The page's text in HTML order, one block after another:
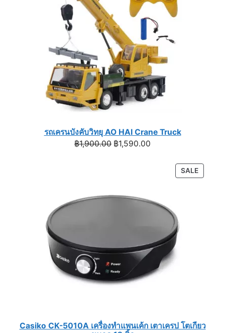
รถเครนบังคับวิทยุ AO HAI Crane Truck
฿1,900.00 Original
฿1,590.00
฿1,590.00.
SALE
ON
Casiko CK-5010A เครื่องทำแพนเค้ก เตาเครป โตเกียว